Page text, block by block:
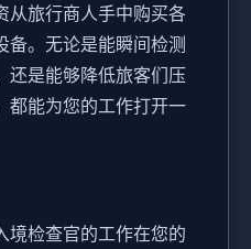
从旅行商人手中购买各
备。无论是能瞬间检测
还是能够降低旅客们压
都能为您的工作打开一
境检查官的工作在您的